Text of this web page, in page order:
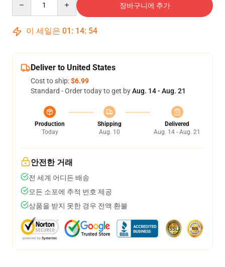
장바구니에 추가
이 세일은 01 : 14: 54
Deliver to United States
Cost to ship:$6.99
Standard - Order today to get byAug. 14 - Aug. 21
Production
Today
Shipping
Aug. 10
Delivered
Aug. 14 - Aug. 21
안전한 거래
전 세계 어디든 배송
모든 소포에 추적 번호 제공
상품을 받지 못한 경우 전액 환불